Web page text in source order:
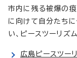
市内に残る被爆の
に向けて自分たち
い、ピースツーリズ
広島ピースツー